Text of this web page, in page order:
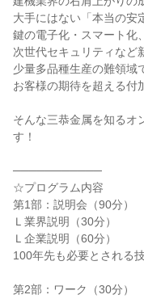
大手にはない「本当の安
鍵の電子化・スマート化
次世代セキュリティなど
少量多品種生産の難領域
お客様の期待を超える付
そんな三恭金属を知るオ
す！
───────────
☆プログラム内容
第1部：説明会（90分）
Ｌ業界説明（30分）
Ｌ企業説明（60分）
100年先も必要とされる技
第2部：ワーク（30分）